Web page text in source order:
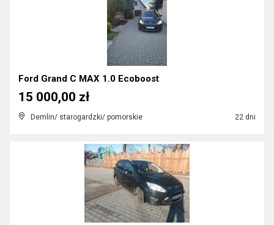
Ford Grand C MAX 1.0 Ecoboost
Demlin/ starogardzki/ pomorskie 22 dni
15 000,00 zł